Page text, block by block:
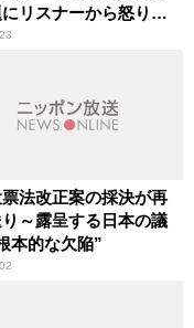
にリスナーから怒りの
票法改正案の採決が再
り～露呈する日本の議
本的な欠陥”